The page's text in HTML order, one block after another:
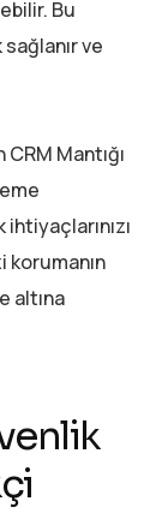
Bu
ve
Mantığı
korumanın
altına